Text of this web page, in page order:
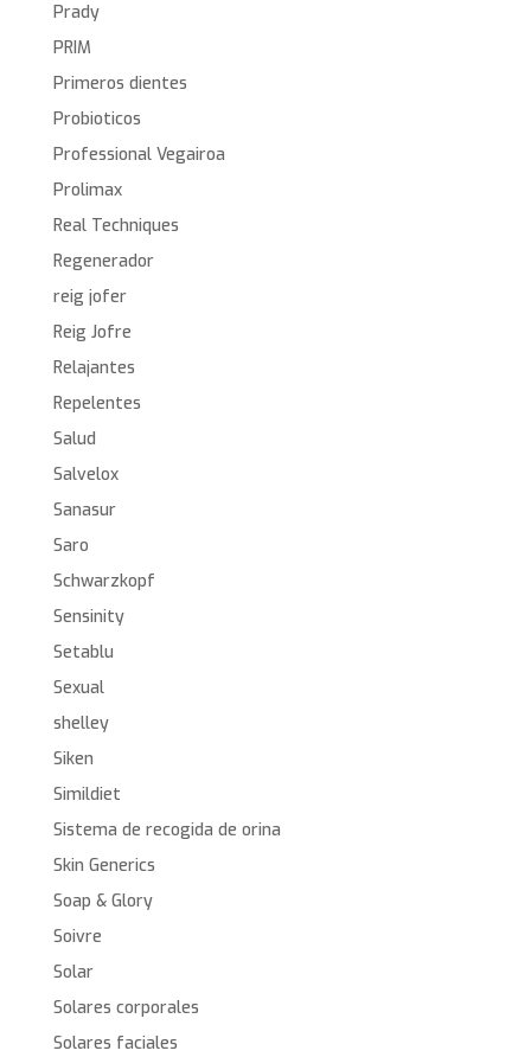
Prady
PRIM
Primeros dientes
Probioticos
Professional Vegairoa
Prolimax
Real Techniques
Regenerador
reig jofer
Reig Jofre
Relajantes
Repelentes
Salud
Salvelox
Sanasur
Saro
Schwarzkopf
Sensinity
Setablu
Sexual
shelley
Siken
Simildiet
Sistema de recogida de orina
Skin Generics
Soap & Glory
Soivre
Solar
Solares corporales
Solares faciales